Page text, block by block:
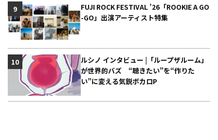
FUJI ROCK FESTIVAL ’26「ROOKIE A GO
-GO」出演アーティスト特集
9
ルシノ インタビュー |「ループザルーム」
が世界的バズ “聴きたい”を“作りた
い”に変える気鋭ボカロP
10